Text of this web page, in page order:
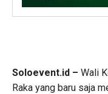
Soloevent.id – Wali
Raka yang baru saja